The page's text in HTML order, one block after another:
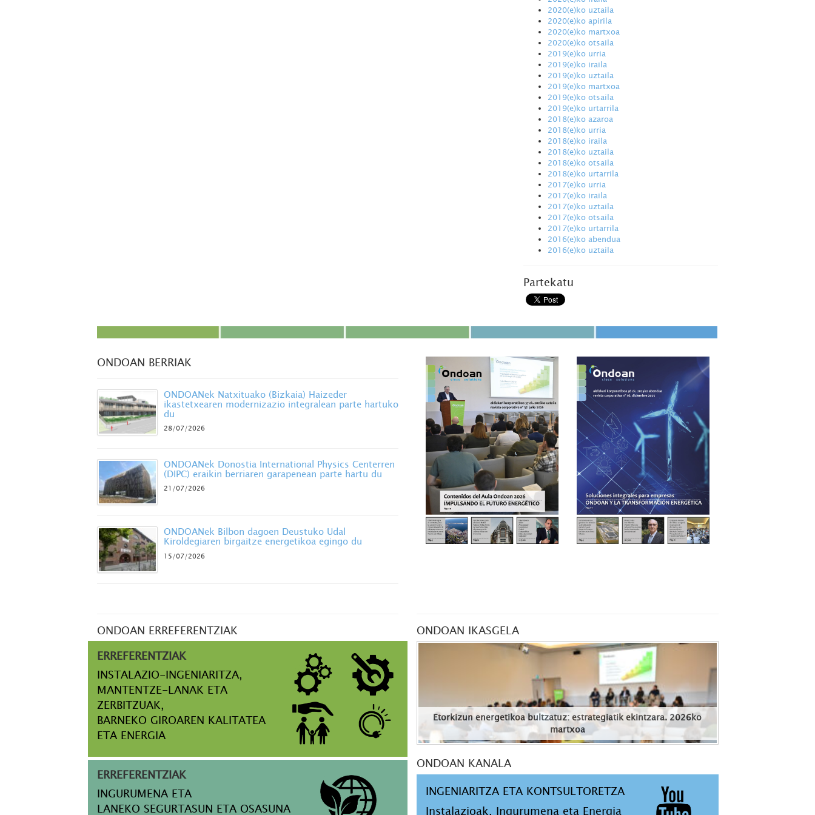
2020(e)ko uztaila
2020(e)ko apirila
2020(e)ko martxoa
2020(e)ko otsaila
2019(e)ko urria
2019(e)ko iraila
2019(e)ko uztaila
2019(e)ko martxoa
2019(e)ko otsaila
2019(e)ko urtarrila
2018(e)ko azaroa
2018(e)ko urria
2018(e)ko iraila
2018(e)ko uztaila
2018(e)ko otsaila
2018(e)ko urtarrila
2017(e)ko urria
2017(e)ko iraila
2017(e)ko uztaila
2017(e)ko otsaila
2017(e)ko urtarrila
2016(e)ko abendua
2016(e)ko uztaila
Partekatu
ONDOAN BERRIAK
ONDOANek Natxituako (Bizkaia) Haizeder
ikastetxearen modernizazio integralean parte hartuko
du
28/07/2026
ONDOANek Donostia International Physics Centerren
(DIPC) eraikin berriaren garapenean parte hartu du
21/07/2026
ONDOANek Bilbon dagoen Deustuko Udal
Kiroldegiaren birgaitze energetikoa egingo du
15/07/2026
ONDOAN ERREFERENTZIAK
ERREFERENTZIAK
INSTALAZIO-INGENIARITZA,
MANTENTZE-LANAK ETA
ZERBITZUAK,
BARNEKO GIROAREN KALITATEA
ETA ENERGIA
ERREFERENTZIAK
INGURUMENA ETA
LANEKO SEGURTASUN ETA OSASUNA
ONDOAN IKASGELA
Etorkizun energetikoa bultzatuz: estrategiatik ekintzara. 2026ko
martxoa
ONDOAN KANALA
INGENIARITZA ETA KONTSULTORETZA
Instalazioak, Ingurumena eta Energia